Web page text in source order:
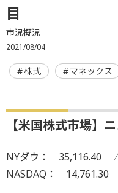
目
市況概況
2021/08/04
株式 マネックス
【米国株式市場】
NYダウ： 35,116.40
NASDAQ：